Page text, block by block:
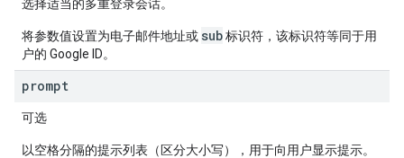
选择适当的多重登录会话。
将参数值设置为电子邮件地址或 sub标识符，该标识符等同于用
户的 Google ID。
prompt
可选
以空格分隔的提示列表（区分大小写），用于向用户显示提示。